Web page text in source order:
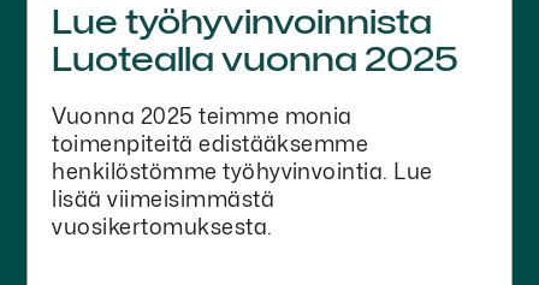
Lue työhyvinvoinnista
Luotealla vuonna 2025
Vuonna 2025 teimme monia
toimenpiteitä edistääksemme
henkilöstömme työhyvinvointia. Lue
lisää viimeisimmästä
vuosikertomuksesta.